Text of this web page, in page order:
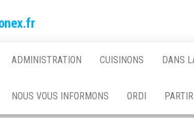
ADMINISTRATION CUISINONS DANS
NOUS VOUS INFORMONS ORDI